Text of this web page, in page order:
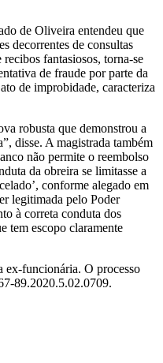
de Oliveira entendeu que
decorrentes de consultas
fantasiosos, torna-se
de fraude por parte da
de improbidade, caracteriza
robusta que demonstrou a
disse. A magistrada também
não permite o reembolso
da obreira se limitasse a
conforme alegado em
legitimada pelo Poder
à correta conduta dos
tem escopo claramente
funcionária. O processo
89.2020.5.02.0709.